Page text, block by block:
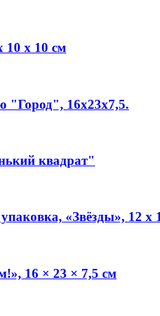
10 х 10 см
"Город", 16х23х7,5.
квадрат"
«Звёзды», 12 х
16 × 23 × 7,5 см